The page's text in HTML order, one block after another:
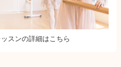
スンの詳細はこちら